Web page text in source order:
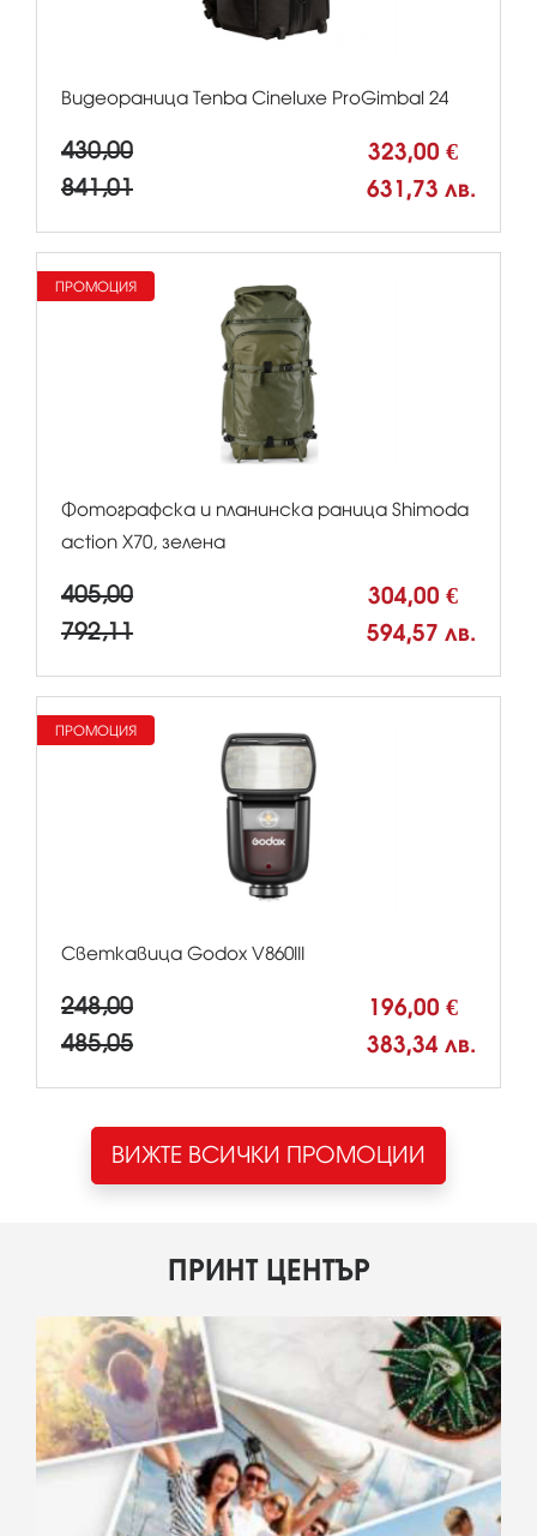
Видеораница Tenba Cineluxe ProGimbal 24
430,00 323,00 €
841,01 631,73 лв.
Фотографска и планинска раница Shimoda
action X70, зелена
405,00 304,00 €
792,11 594,57 лв.
ПРОМОЦИЯ
Светкавица Godox V860III
248,00 196,00 €
485,05 383,34 лв.
ПРОМОЦИЯ
ВИЖТЕ ВСИЧКИ ПРОМОЦИИ
ПРИНТ ЦЕНТЪР